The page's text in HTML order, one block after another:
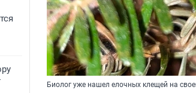
Биолог уже нашел елочных клещей на